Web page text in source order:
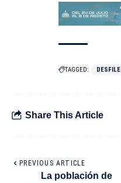
TAGGED: DESFILE
Share This Article
PREVIOUS ARTICLE
La población de